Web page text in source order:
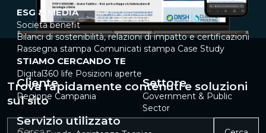
ESG & MEDIA
Società benefit
Bilanci di sostenibilità, relazioni di impatto e certificazioni
Rassegna stampa Comunicati stampa Case Study
STIAMO CERCANDO TE
Digital360 life Posizioni aperte
Trova rapidamente contenuti e soluzioni
sul sito
Cliente
Regione Campania
Settore
Government & Public
Sector
Servizio utilizzato